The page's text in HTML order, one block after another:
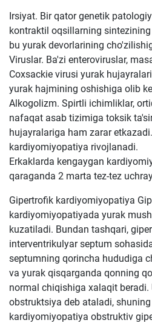
Irsiyat. Bir qator genetik
kontraktil oqsillarning
bu yurak devorlarining
Viruslar. Ba'zi enteroviruslar,
Coxsackie virusi yurak
yurak hajmining oshishiga olib
Alkogolizm. Spirtli ichimliklar,
nafaqat asab tizimiga toksik
hujayralariga ham zarar
kardiyomiyopatiya rivojlanadi.
Erkaklarda kengaygan
qaraganda 2 marta tez-tez
Gipertrofik kardiyomiyopatiya
kardiyomiyopatiyada yurak
kuzatiladi. Bundan tashqari,
interventrikulyar septum
septumning qorincha hududiga
va yurak qisqarganda qonning
normal chiqishiga xalaqit beradi.
obstruktsiya deb ataladi,
kardiyomiyopatiya obstruktiv